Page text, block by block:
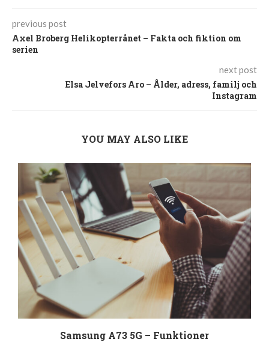
previous post
Axel Broberg Helikopterrånet – Fakta och fiktion om
serien
next post
Elsa Jelvefors Aro – Ålder, adress, familj och
Instagram
YOU MAY ALSO LIKE
Samsung A73 5G – Funktioner